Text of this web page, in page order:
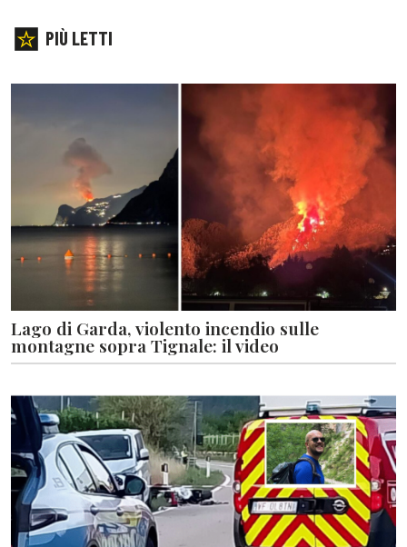
PIÙ LETTI
Lago di Garda, violento incendio sulle
montagne sopra Tignale: il video